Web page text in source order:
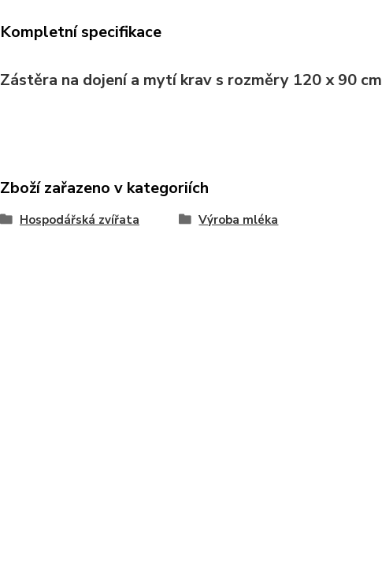
Kompletní specifikace
Zástěra na dojení a mytí krav s rozměry 120 x 90 cm
Zboží zařazeno v kategoriích
Hospodářská zvířata Výroba mléka